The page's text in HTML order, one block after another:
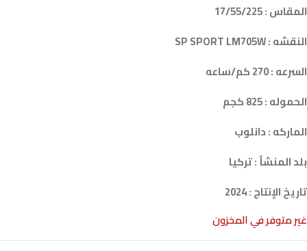
المقاس : 17/55/225
النقشه : SP SPORT LM705W
السرعه : 270 كم/ساعه
الحموله : 825 كجم
الماركه : دانلوب
بلد المنشأ : تركيا
تاريخ الإنتاج : 2024
غير متوفر في المخزون